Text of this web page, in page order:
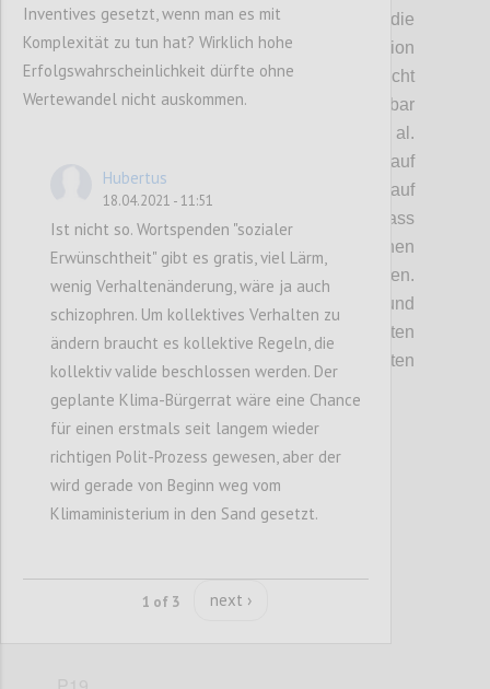
Entscheidungsbefugnisse an die für die
Steuerung der Mission zuständige Institution
abtreten. So formulierte Missionen sind nicht
von traditionellen Strategien unterscheidbar
(siehe dazu die Typologie von Wittmann et al.
(2020)). Die bisherigen Erfahrungen auf
europäischer (und auch auf
nationalstaatlicher) Ebene legen nahe, dass
es deutlich einfacher ist, komplexe Missionen
zu formulieren, als diese zu exekutieren.
Gerade im Forschungs-, Technologie- und
Innovationsbereich wurden die gesetzten
Ziele auf europäischer Ebene in den letzten
Inventives gesetzt, wenn man es mit
Komplexität zu tun hat? Wirklich hohe
Erfolgswahrscheinlichkeit dürfte ohne
Wertewandel nicht auskommen.
Hubertus
18.04.2021 - 11:51
Ist nicht so. Wortspenden "sozialer
Erwünschtheit" gibt es gratis, viel Lärm,
wenig Verhaltenänderung, wäre ja auch
schizophren. Um kollektives Verhalten zu
ändern braucht es kollektive Regeln, die
kollektiv valide beschlossen werden. Der
geplante Klima-Bürgerrat wäre eine Chance
für einen erstmals seit langem wieder
richtigen Polit-Prozess gewesen, aber der
wird gerade von Beginn weg vom
Klimaministerium in den Sand gesetzt.
1 of 3 next ›